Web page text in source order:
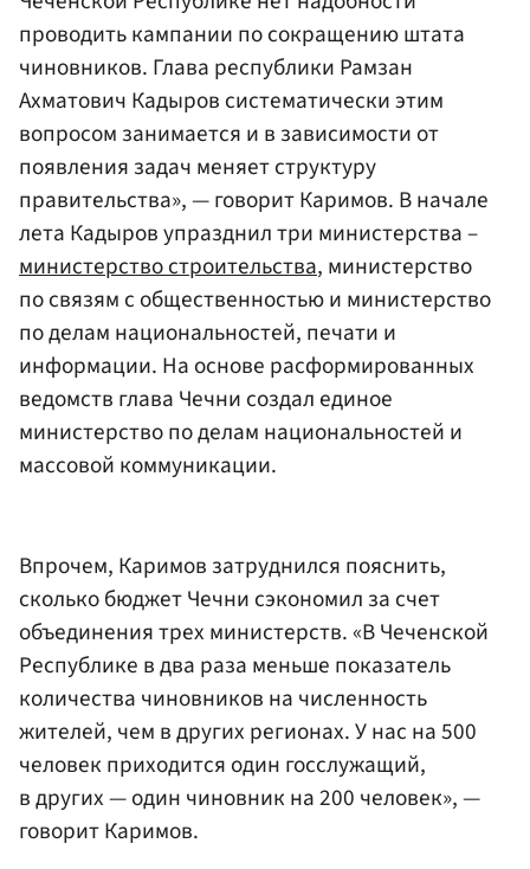
проводить кампании по сокращению штата
чиновников. Глава республики Рамзан
Ахматович Кадыров систематически этим
вопросом занимается и в зависимости от
появления задач меняет структуру
правительства», — говорит Каримов. В начале
лета Кадыров упразднил три министерства –
министерство строительства, министерство
по связям с общественностью и министерство
по делам национальностей, печати и
информации. На основе расформированных
ведомств глава Чечни создал единое
министерство по делам национальностей и
массовой коммуникации.
Впрочем, Каримов затруднился пояснить,
сколько бюджет Чечни сэкономил за счет
объединения трех министерств. «В Чеченской
Республике в два раза меньше показатель
количества чиновников на численность
жителей, чем в других регионах. У нас на 500
человек приходится один госслужащий,
в других — один чиновник на 200 человек», —
говорит Каримов.